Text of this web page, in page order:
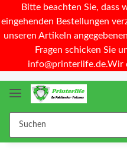
Bitte beachten Sie, dass
eingehenden Bestellungen
unseren Artikeln
Fragen schicken Sie
info@printerlife.de.Wir